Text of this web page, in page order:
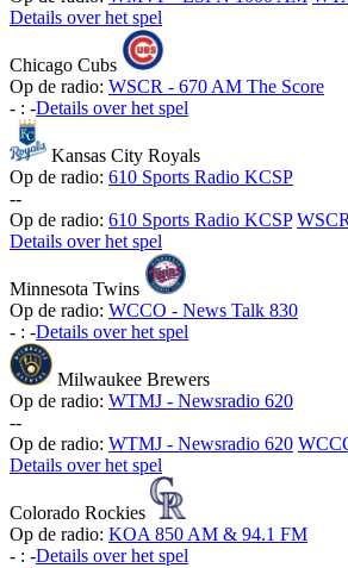
Details over het spel
Chicago Cubs
Op de radio: WSCR - 670 AM The Score
- : -Details over het spel
Kansas City Royals
Op de radio: 610 Sports Radio KCSP
--
Op de radio: 610 Sports Radio KCSP
Details over het spel
Minnesota Twins
Op de radio: WCCO - News Talk 830
- : -Details over het spel
Milwaukee Brewers
Op de radio: WTMJ - Newsradio 620
--
Op de radio: WTMJ - Newsradio 620
Details over het spel
Colorado Rockies
Op de radio: KOA 850 AM & 94.1 FM
- : -Details over het spel